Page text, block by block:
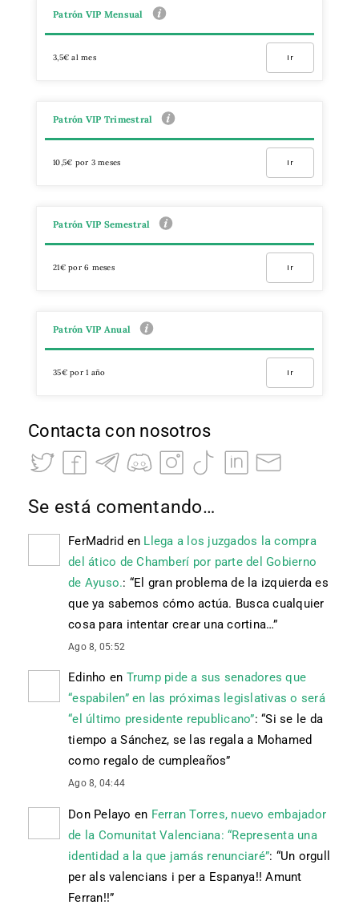
Patrón VIP Mensual
3,5€ al mes Ir
Patrón VIP Trimestral
10,5€ por 3 meses Ir
Patrón VIP Semestral
21€ por 6 meses Ir
Patrón VIP Anual
35€ por 1 año Ir
Contacta con nosotros
Se está comentando…
FerMadrid en Llega a los juzgados la compra
del ático de Chamberí por parte del Gobierno
de Ayuso.: “El gran problema de la izquierda es
que ya sabemos cómo actúa. Busca cualquier
cosa para intentar crear una cortina…”
Ago 8, 05:52
Edinho en Trump pide a sus senadores que
“espabilen” en las próximas legislativas o será
“el último presidente republicano”: “Si se le da
tiempo a Sánchez, se las regala a Mohamed
como regalo de cumpleaños”
Ago 8, 04:44
Don Pelayo en Ferran Torres, nuevo embajador
de la Comunitat Valenciana: “Representa una
identidad a la que jamás renunciaré”: “Un orgull
per als valencians i per a Espanya!! Amunt
Ferran!!”